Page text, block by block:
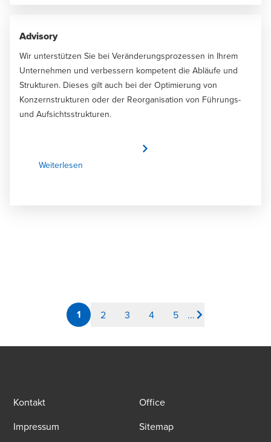
Advisory
Wir unterstützen Sie bei Veränderungsprozessen in Ihrem
Unternehmen und verbessern kompetent die Abläufe und
Strukturen. Dieses gilt auch bei der Optimierung von
Konzernstrukturen oder der Reorganisation von Führungs-
und Aufsichtsstrukturen.
Weiterlesen
1 2 3 4 5 ...
Kontakt
Office
Impressum
Sitemap